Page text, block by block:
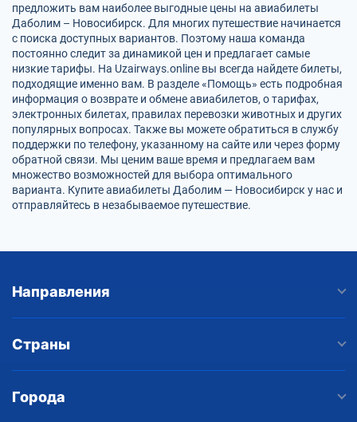
предложить вам наиболее выгодные цены на авиабилеты
Даболим – Новосибирск. Для многих путешествие начинается
с поиска доступных вариантов. Поэтому наша команда
постоянно следит за динамикой цен и предлагает самые
низкие тарифы. На Uzairways.online вы всегда найдете билеты,
подходящие именно вам. В разделе «Помощь» есть подробная
информация о возврате и обмене авиабилетов, о тарифах,
электронных билетах, правилах перевозки животных и других
популярных вопросах. Также вы можете обратиться в службу
поддержки по телефону, указанному на сайте или через форму
обратной связи. Мы ценим ваше время и предлагаем вам
множество возможностей для выбора оптимального
варианта. Купите авиабилеты Даболим — Новосибирск у нас и
отправляйтесь в незабываемое путешествие.
Направления
Страны
Города